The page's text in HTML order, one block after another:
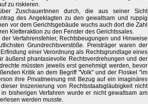
zu riskieren.
ZuschauerInnen durch, die aus seiner Sicht
des Angeklagten zu den gewaltsam und ruppig
vor dem Gerichtsgebäude wuchs auch dort die Zahl
Kletteraktion zu den Fenster des Gerichtssales.
Verfahrensfehler, Rechtsbeugungen und Hinweise
Grundrechtsverstöße. Preisträger waren der
einer Verordnung als Rechtsgrundlage eines
äußerst phantasievolle Rechtsverdrehungen und der
müssten jeweils erst genehmigt werden, bevor
Kritik an dem Begriff "Volk" und der Floskel "im
ihre Privatmeinung mit Bezug auf ein imaginäres
Inszenierung von Rechtsstaatsgläubigkeit nicht
bisherigen Verfahren wurde er nicht gewaltsam am
werden musste.